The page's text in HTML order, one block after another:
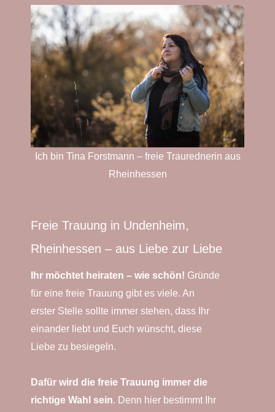
Ich bin Tina Forstmann – freie Traurednerin aus
Rheinhessen
Freie Trauung in Undenheim,
Rheinhessen – aus Liebe zur Liebe
Ihr möchtet heiraten – wie schön! Gründe
für eine freie Trauung gibt es viele. An
erster Stelle sollte immer stehen, dass Ihr
einander liebt und Euch wünscht, diese
Liebe zu besiegeln.
Dafür wird die freie Trauung immer die
richtige Wahl sein. Denn hier bestimmt Ihr